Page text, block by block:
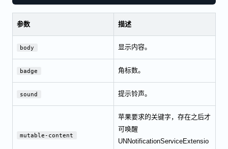
参数 描述
body 显示内容。
badge 角标数。
sound 提示铃声。
mutable-content
苹果要求的关键字，存在之后才
可唤醒
UNNotificationServiceExtensio